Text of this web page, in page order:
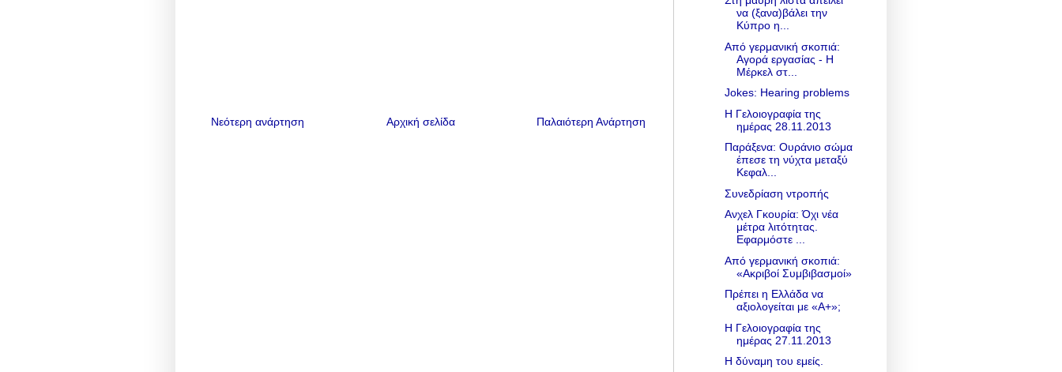
Νεότερη ανάρτηση Παλαιότερη Ανάρτηση
Αρχική σελίδα
να (ξανα)βάλει την
Κύπρο η...
Από γερμανική σκοπιά:
Αγορά εργασίας - Η
Μέρκελ στ...
Jokes: Hearing problems
Η Γελοιογραφία της
ημέρας 28.11.2013
Παράξενα: Ουράνιο σώμα
έπεσε τη νύχτα μεταξύ
Κεφαλ...
Συνεδρίαση ντροπής
Ανχελ Γκουρία: Όχι νέα
μέτρα λιτότητας.
Εφαρμόστε ...
Από γερμανική σκοπιά:
«Ακριβοί Συμβιβασμοί»
Πρέπει η Ελλάδα να
αξιολογείται με «A+»;
Η Γελοιογραφία της
ημέρας 27.11.2013
Η δύναμη του εμείς.